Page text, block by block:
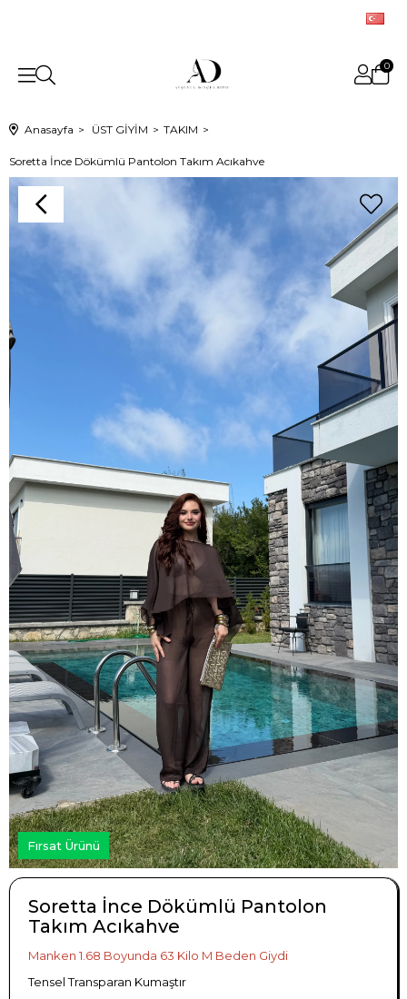
0
Anasayfa ÜST GİYİM TAKIM
Soretta İnce Dökümlü Pantolon Takım Acıkahve
Fırsat Ürünü
Soretta İnce Dökümlü Pantolon
Takım Acıkahve
Manken 1.68 Boyunda 63 Kilo M Beden Giydi
Tensel Transparan Kumaştır